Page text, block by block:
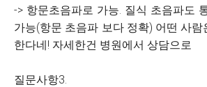
-> 항문초음파로 가능. 질식 초음파도
가능(항문 초음파 보다 정확) 어떤 사
한다네! 자세한건 병원에서 상담으로
질문사항3.